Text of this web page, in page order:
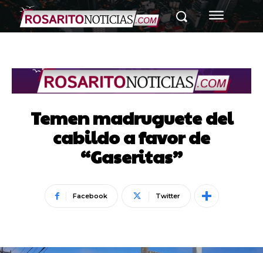
Temen madruguete del
cabildo a favor de
“Gaseritas”
Facebook Twitter